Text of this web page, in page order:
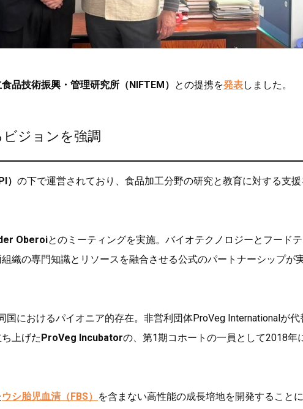
食品技術振興・管理研究所（NIFTEM） との提携を発表しました。
ジョンを強調
） の下で運営されており、食品加工分野の研究と教育に対する支援
Oberoiとのミーティングを実施。バイオテクノロジーとフード
織の専門知識とリソースを融合させる公式のパートナーシップが
におけるパイオニア的存在。非営利団体ProVeg Internationalが代
上げたProVeg Incubatorの、第1期コホートの一員として2018年
ウシ胎児血清（FBS） を含まない高性能の成長培地を開発することに